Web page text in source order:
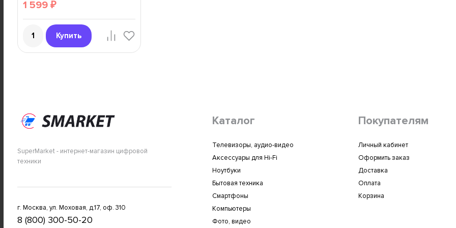
1 599₽
Купить
SuperMarket - интернет-магазин цифровой
техники
г. Москва, ул. Моховая, д.17, оф. 310
8 (800) 300-50-20
Каталог
Телевизоры, аудио-видео
Аксессуары для Hi-Fi
Ноутбуки
Бытовая техника
Смартфоны
Компьютеры
Фото, видео
Покупателям
Личный кабинет
Оформить заказ
Доставка
Оплата
Корзина